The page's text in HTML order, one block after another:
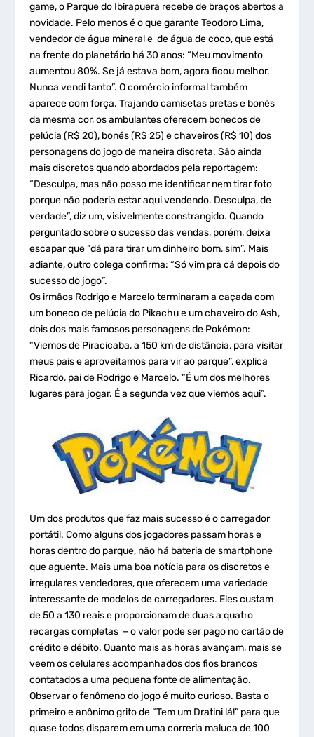
game, o Parque do Ibirapuera recebe de braços abertos a
novidade. Pelo menos é o que garante Teodoro Lima,
vendedor de água mineral e de água de coco, que está
na frente do planetário há 30 anos: “Meu movimento
aumentou 80%. Se já estava bom, agora ficou melhor.
Nunca vendi tanto”. O comércio informal também
aparece com força. Trajando camisetas pretas e bonés
da mesma cor, os ambulantes oferecem bonecos de
pelúcia (R$ 20), bonés (R$ 25) e chaveiros (R$ 10) dos
personagens do jogo de maneira discreta. São ainda
mais discretos quando abordados pela reportagem:
“Desculpa, mas não posso me identificar nem tirar foto
porque não poderia estar aqui vendendo. Desculpa, de
verdade”, diz um, visivelmente constrangido. Quando
perguntado sobre o sucesso das vendas, porém, deixa
escapar que “dá para tirar um dinheiro bom, sim”. Mais
adiante, outro colega confirma: “Só vim pra cá depois do
sucesso do jogo”.
Os irmãos Rodrigo e Marcelo terminaram a caçada com
um boneco de pelúcia do Pikachu e um chaveiro do Ash,
dois dos mais famosos personagens de Pokémon:
“Viemos de Piracicaba, a 150 km de distância, para visitar
meus pais e aproveitamos para vir ao parque”, explica
Ricardo, pai de Rodrigo e Marcelo. “É um dos melhores
lugares para jogar. É a segunda vez que viemos aqui”.
Um dos produtos que faz mais sucesso é o carregador
portátil. Como alguns dos jogadores passam horas e
horas dentro do parque, não há bateria de smartphone
que aguente. Mais uma boa notícia para os discretos e
irregulares vendedores, que oferecem uma variedade
interessante de modelos de carregadores. Eles custam
de 50 a 130 reais e proporcionam de duas a quatro
recargas completas – o valor pode ser pago no cartão de
crédito e débito. Quanto mais as horas avançam, mais se
veem os celulares acompanhados dos fios brancos
contatados a uma pequena fonte de alimentação.
Observar o fenômeno do jogo é muito curioso. Basta o
primeiro e anônimo grito de “Tem um Dratini lá!” para que
quase todos disparem em uma correria maluca de 100